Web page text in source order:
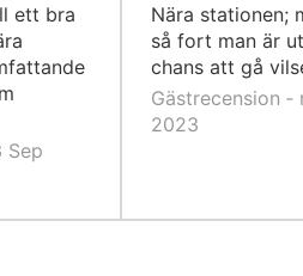
ett bra
Sep
Nära stationen;
så fort man är
chans att gå
Gästrecension ‐
2023